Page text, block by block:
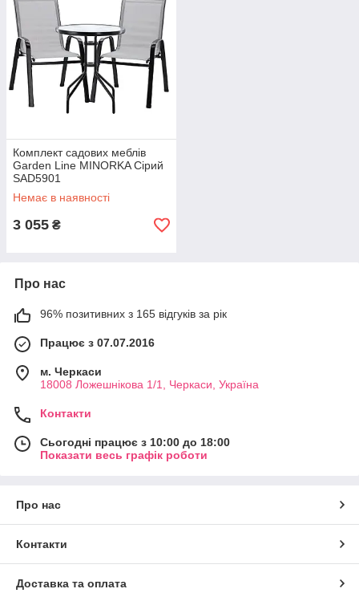
Комплект садових меблів
Garden Line MINORKA Сірий
SAD5901
Немає в наявності
3 055 ₴
Про нас
96% позитивних з 165 відгуків за рік
Працює з 07.07.2016
м. Черкаси
18008 Ложешнікова 1/1, Черкаси, Україна
Контакти
Сьогодні працює з 10:00 до 18:00
Показати весь графік роботи
Про нас
Контакти
Доставка та оплата